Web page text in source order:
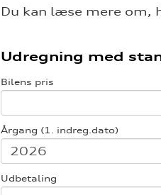
Du kan læse mere om,
Udregning med
Bilens pris
Årgang (1. indreg.dato)
Udbetaling